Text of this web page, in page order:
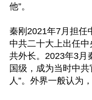
他”。
秦刚2021年7月担任
中共二十大上出任
共外长。2023年3月
国级，成为当时中
人”。外界一般认为